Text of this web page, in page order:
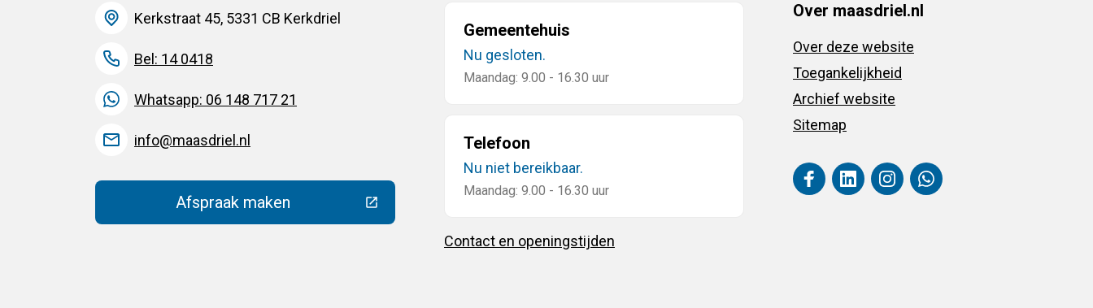
Kerkstraat 45, 5331 CB Kerkdriel
Bel: 14 0418
Whatsapp: 06 148 717 21
info@maasdriel.nl
Afspraak maken(Deze link gaat naar een externe website)
Gemeentehuis
Nu gesloten.
Maandag: 9.00 - 16.30 uur
Telefoon
Nu niet bereikbaar.
Maandag: 9.00 - 16.30 uur
Contact en openingstijden
Over maasdriel.nl
Over deze website
Toegankelijkheid
Archief website
Sitemap